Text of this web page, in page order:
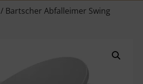
/ Bartscher Abfalleimer Swing